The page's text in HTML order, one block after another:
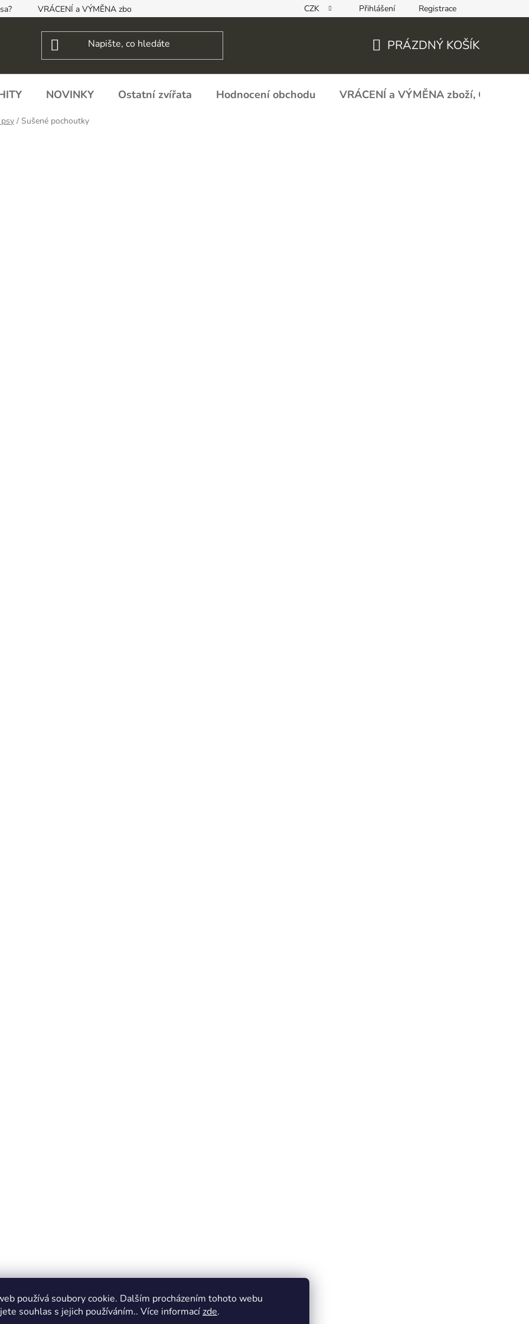
používá soubory cookie. Dalším procházením tohoto webu
souhlas s jejich používáním.. Více informacízde.
VRÁCENÍ a VÝMĚNA zboží, ODSTOUPENÍ OD SMLOUVY REKLAMAČNÍ FORMULÁŘ - zboží s vadou
CZK Přihlášení Registrace
KOŠÍK
PRÁZDNÝ KOŠÍK
NOVINKY Ostatní zvířata Hodnocení obchodu VRÁCENÍ a VÝMĚNA zboží,
/ Sušené pochoutky